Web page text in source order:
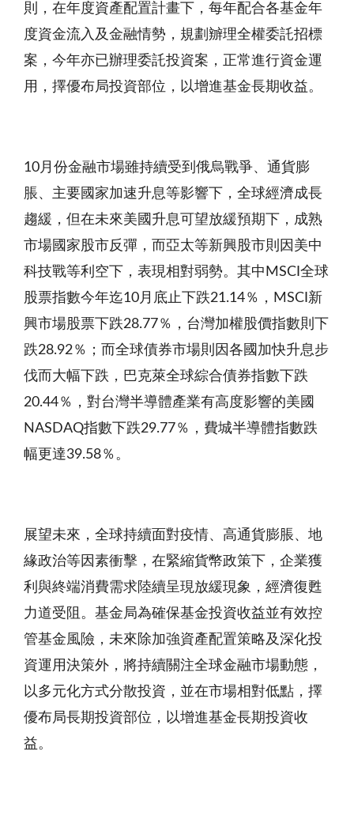
則，在年度資產配置計畫下，每年配合各基金年
度資金流入及金融情勢，規劃辧理全權委託招標
案，今年亦已辦理委託投資案，正常進行資金運
用，擇優布局投資部位，以增進基金長期收益。
10月份金融市場雖持續受到俄烏戰爭、通貨膨
脹、主要國家加速升息等影響下，全球經濟成長
趨緩，但在未來美國升息可望放緩預期下，成熟
市場國家股市反彈，而亞太等新興股市則因美中
科技戰等利空下，表現相對弱勢。其中MSCI全球
股票指數今年迄10月底止下跌21.14％，MSCI新
興市場股票下跌28.77％，台灣加權股價指數則下
跌28.92％；而全球債券市場則因各國加快升息步
伐而大幅下跌，巴克萊全球綜合債券指數下跌
20.44％，對台灣半導體產業有高度影響的美國
NASDAQ指數下跌29.77％，費城半導體指數跌
幅更達39.58％。
展望未來，全球持續面對疫情、高通貨膨脹、地
緣政治等因素衝擊，在緊縮貨幣政策下，企業獲
利與終端消費需求陸續呈現放緩現象，經濟復甦
力道受阻。基金局為確保基金投資收益並有效控
管基金風險，未來除加強資產配置策略及深化投
資運用決策外，將持續關注全球金融市場動態，
以多元化方式分散投資，並在市場相對低點，擇
優布局長期投資部位，以增進基金長期投資收
益。